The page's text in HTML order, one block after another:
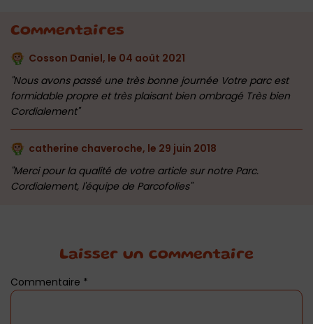
Commentaires
Cosson Daniel, le 04 août 2021
Nous avons passé une très bonne journée Votre parc est
formidable propre et très plaisant bien ombragé Très bien
Cordialement
catherine chaveroche, le 29 juin 2018
Merci pour la qualité de votre article sur notre Parc.
Cordialement, l'équipe de Parcofolies
Laisser un commentaire
Commentaire *